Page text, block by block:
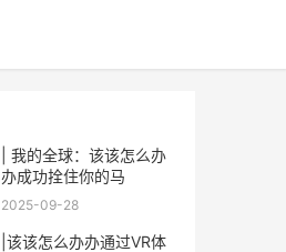
| 我的全球：该该怎么办
办成功拴住你的马
2025-09-28
|该该怎么办办通过VR体